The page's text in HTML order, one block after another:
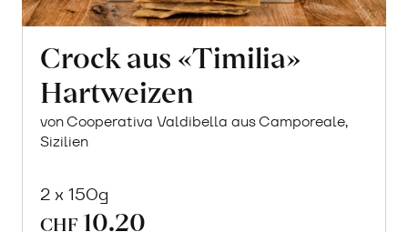
Crock aus «Timilia»
Hartweizen
von Cooperativa Valdibella aus Camporeale,
Sizilien
2 x 150g
CHF 10.20